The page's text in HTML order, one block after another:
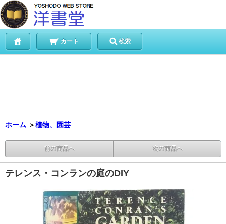
カート 検索
ホーム ＞植物、園芸
前の商品へ 次の商品へ
テレンス・コンランの庭のDIY